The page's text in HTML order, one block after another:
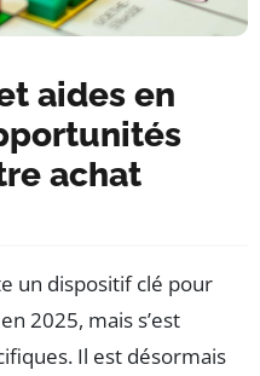
aides en
achat
un dispositif clé pour
2025, mais s’est
Il est désormais